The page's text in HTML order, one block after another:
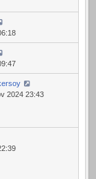
2024 23:43